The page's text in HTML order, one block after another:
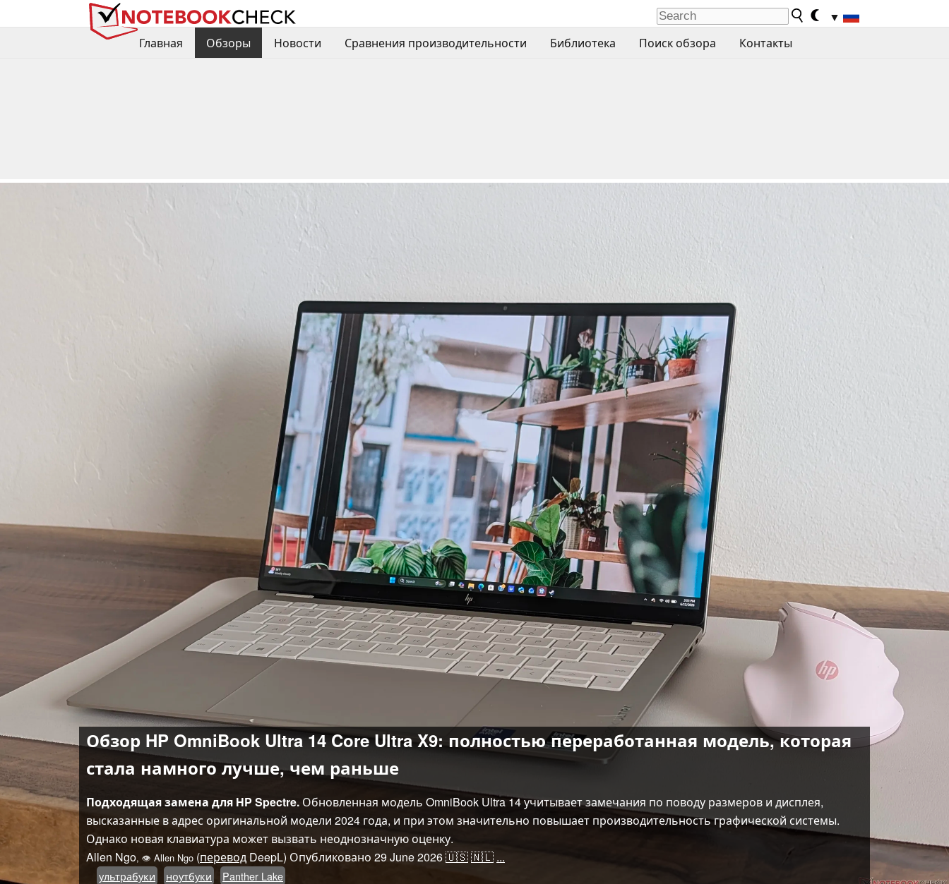
▼
Главная
Обзоры Новости Сравнения производительности Библиотека Поиск обзора Контакты
Обзор HP OmniBook Ultra 14 Core Ultra X9: полностью переработанная модель, которая
стала намного лучше, чем раньше
Подходящая замена для HP Spectre. Обновленная модель OmniBook Ultra 14 учитывает замечания по поводу размеров и дисплея,
высказанные в адрес оригинальной модели 2024 года, и при этом значительно повышает производительность графической системы.
Однако новая клавиатура может вызвать неоднозначную оценку.
Allen Ngo, 👁 Allen Ngo (перевод DeepL) Опубликовано 29 June 2026🇺🇸🇳🇱 ...
ультрабуки ноутбуки Panther Lake